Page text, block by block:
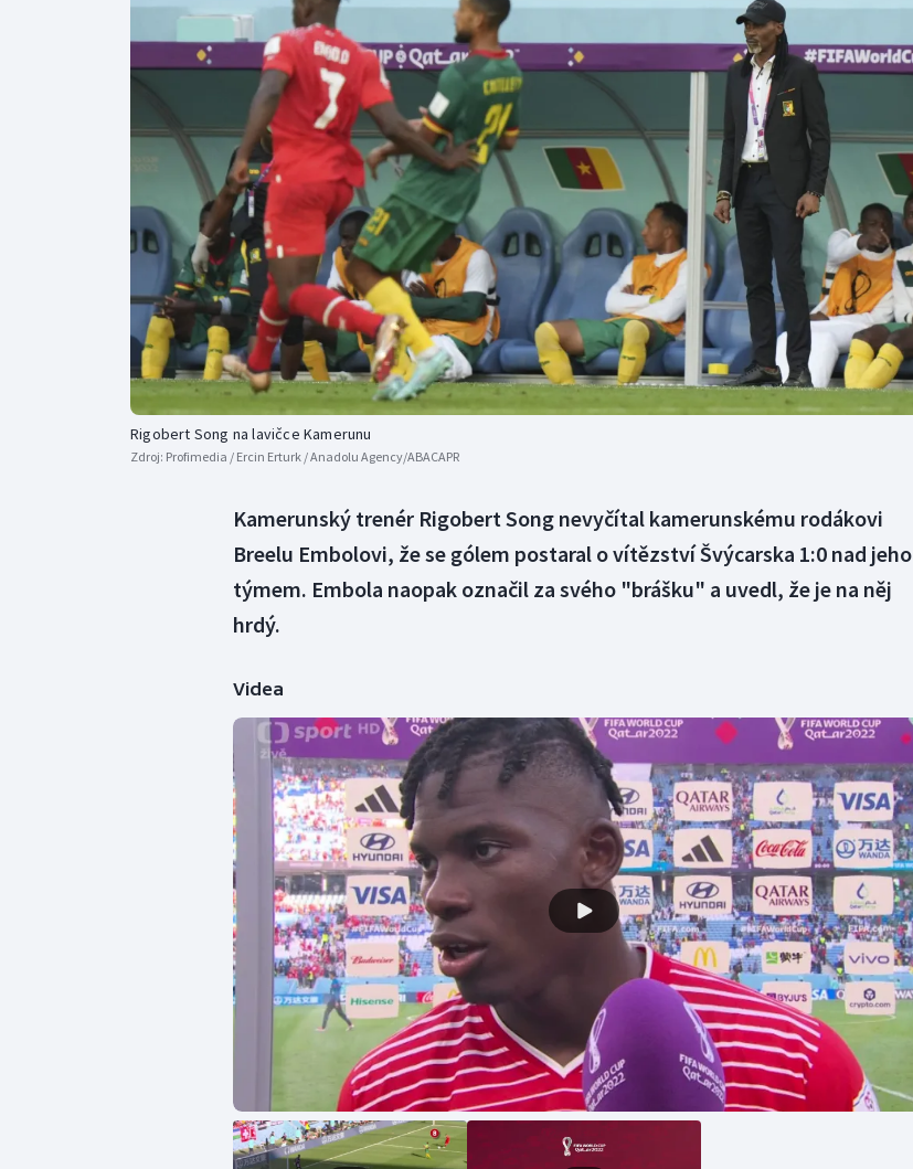
Curling
Dostihy
Florbal
Futsal
Golf
Gymnastika
Moderní pětiboj
Motorsport
Olympijské hry
Parasport
Plavání
Plážový volejbal
Triatlon
Veslování
Vodní slalom
Volejbal
Ostatní
Rigobert Song na lavičce Kamerunu
Zdroj: Profimedia / Ercin Erturk / Anadolu Agency/ABACAPR
Kamerunský trenér Rigobert Song nevyčítal kamerunskému rodákovi
Breelu Embolovi, že se gólem postaral o vítězství Švýcarska 1:0 nad jeho
týmem. Embola naopak označil za svého "brášku" a uvedl, že je na něj
hrdý.
Videa